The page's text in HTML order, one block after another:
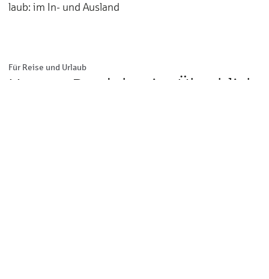
laub: im In- und Aus­land
Für Reise und Urlaub
Unsere Produkte im Überblick